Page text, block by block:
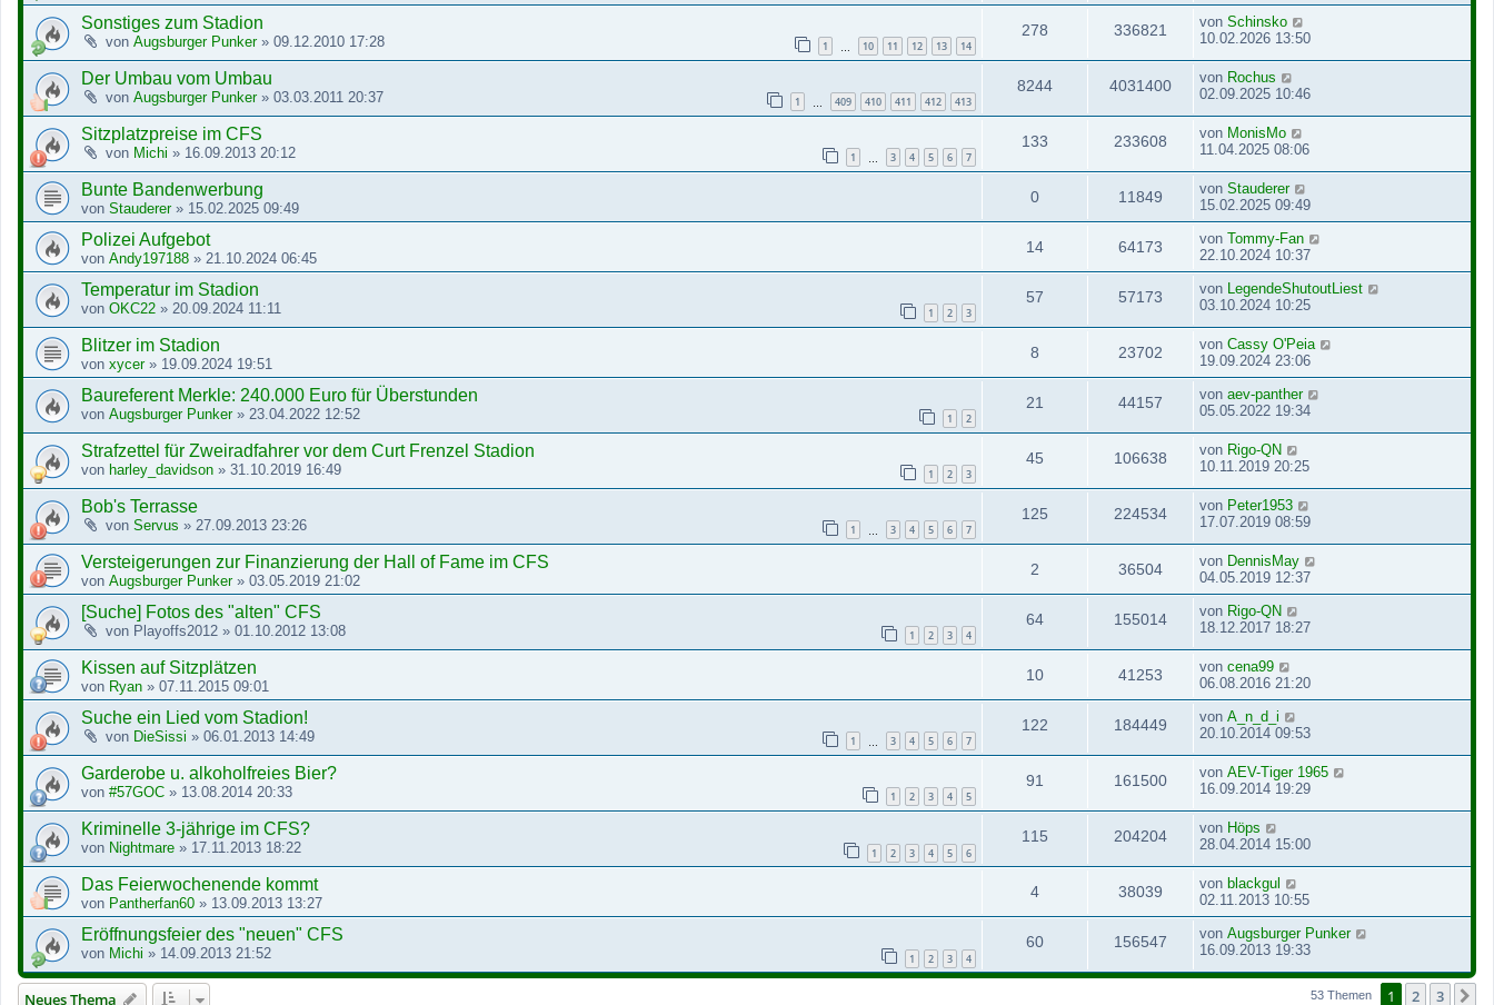
Sonstiges zum Stadion
von Augsburger Punker» 09.12.2010 17:28 1 10 11 12 13 14
278 336821 von Schinsko
10.02.2026 13:50
Der Umbau vom Umbau
von Augsburger Punker» 03.03.2011 20:37 1 409 410 411 412 413
8244 4031400 von Rochus
02.09.2025 10:46
Sitzplatzpreise im CFS
von Michi » 16.09.2013 20:12 1 3 4 5 6 7
133 233608 von MonisMo
11.04.2025 08:06
Bunte Bandenwerbung
von Stauderer» 15.02.2025 09:49
0 11849 von Stauderer
15.02.2025 09:49
Polizei Aufgebot
von Andy197188 » 21.10.2024 06:45
14 64173 von Tommy-Fan
22.10.2024 10:37
Temperatur im Stadion
von OKC22 » 20.09.2024 11:11 1 2 3
57 57173 von
LegendeShutoutLiest
03.10.2024 10:25
Blitzer im Stadion
von xycer» 19.09.2024 19:51
8 23702 von Cassy O'Peia
19.09.2024 23:06
Baureferent Merkle: 240.000 Euro für Überstunden
von Augsburger Punker» 23.04.2022 12:52 1 2
21 44157 von aev-panther
05.05.2022 19:34
Strafzettel für Zweiradfahrer vor dem Curt Frenzel Stadion
von harley_davidson » 31.10.2019 16:49 1 2 3
45 106638 von Rigo-QN
10.11.2019 20:25
Bob's Terrasse
von Servus » 27.09.2013 23:26 1 3 4 5 6 7
125 224534 von Peter1953
17.07.2019 08:59
Versteigerungen zur Finanzierung der Hall of Fame im CFS
von Augsburger Punker» 03.05.2019 21:02
2 36504 von DennisMay
04.05.2019 12:37
[Suche] Fotos des "alten" CFS
von Playoffs2012 » 01.10.2012 13:08 1 2 3 4
64 155014 von Rigo-QN
18.12.2017 18:27
Kissen auf Sitzplätzen
von Ryan » 07.11.2015 09:01
10 41253 von cena99
06.08.2016 21:20
Suche ein Lied vom Stadion!
von DieSissi » 06.01.2013 14:49 1 3 4 5 6 7
122 184449 von A_n_d_i
20.10.2014 09:53
Garderobe u. alkoholfreies Bier?
von #57GOC » 13.08.2014 20:33 1 2 3 4 5
91 161500 von AEV-Tiger 1965
16.09.2014 19:29
Kriminelle 3-jährige im CFS?
von Nightmare » 17.11.2013 18:22 1 2 3 4 5 6
115 204204 von Höps
28.04.2014 15:00
Das Feierwochenende kommt
von Pantherfan60 » 13.09.2013 13:27
4 38039 von blackgul
02.11.2013 10:55
Eröffnungsfeier des "neuen" CFS
von Michi » 14.09.2013 21:52 1 2 3 4
60 156547 von Augsburger Punker
16.09.2013 19:33
Neues Thema 53 Themen 1 2 3